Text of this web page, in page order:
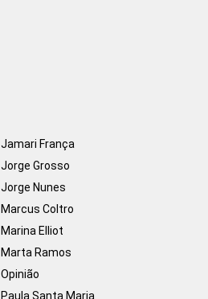
Jamari França
Jorge Grosso
Jorge Nunes
Marcus Coltro
Marina Elliot
Marta Ramos
Opinião
Paula Santa Maria